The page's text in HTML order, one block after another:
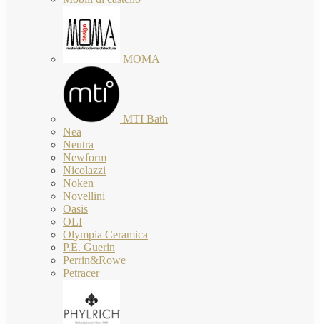
MOMA
MTI Bath
Nea
Neutra
Newform
Nicolazzi
Noken
Novellini
Oasis
OLI
Olympia Ceramica
P.E. Guerin
Perrin&Rowe
Petracer